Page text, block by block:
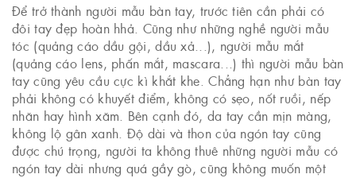
Để trở thành người mẫu bàn tay, trước tiên cần phải có
đôi tay đẹp hoàn hhả. Cũng như những nghề người mẫu
tóc (quảng cáo dầu gội, dầu xả...), người mẫu mắt
(quảng cáo lens, phấn mắt, mascara...) thì người mẫu bàn
tay cũng yêu cầu cực kì khắt khe. Chẳng hạn như bàn tay
phải không có khuyết điểm, không có sẹo, nốt ruồi, nếp
nhăn hay hình xăm. Bên cạnh đó, da tay cần mịn màng,
không lộ gân xanh. Độ dài và thon của ngón tay cũng
được chú trọng, người ta không thuê những người mẫu có
ngón tay dài nhưng quá gầy gò, cũng không muốn một